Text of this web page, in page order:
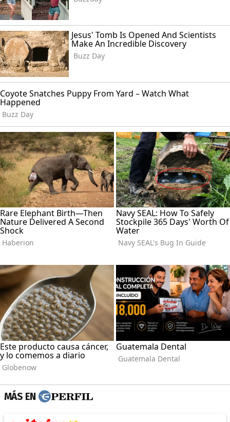
MÁS EN